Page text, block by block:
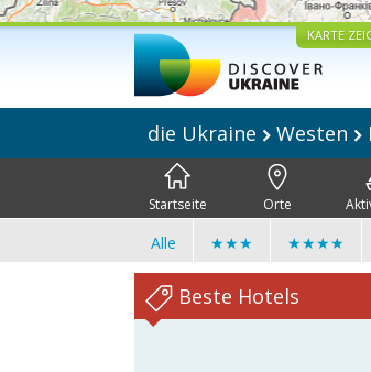
KARTE
die Ukraine Westen
Startseite Orte
Alle ★★★ ★★★★
Beste Hotels